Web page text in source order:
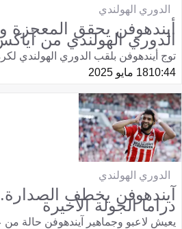
الدوري الهولندي
أيندهوفن يحقق
الدوري الهولندي من
توج أيندهوفن بلقب الدوري الهولندي
10:4418 مايو 2025
الدوري الهولندي
آيندهوفن يخطف
دراما الجولة الأخيرة
يعيش لاعبو وجماهير آيندهوفن حالة من